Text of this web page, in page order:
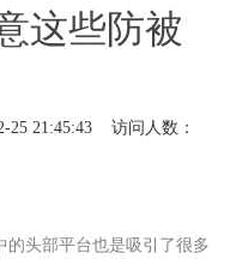
这些防被
21:45:43 访问人数：
的头部平台也是吸引了很多